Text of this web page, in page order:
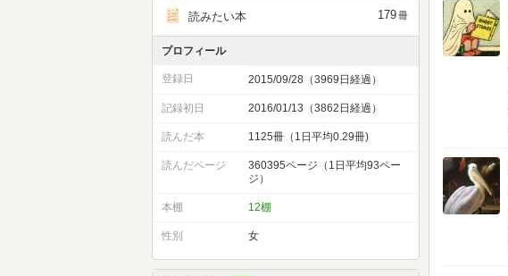
読みたい本 179冊
プロフィール
登録日 2015/09/28（3969日経過）
記録初日 2016/01/13（3862日経過）
読んだ本 1125冊（1日平均0.29冊)
読んだページ
360395ページ（1日平均93ペー
ジ）
本棚 12棚
性別 女